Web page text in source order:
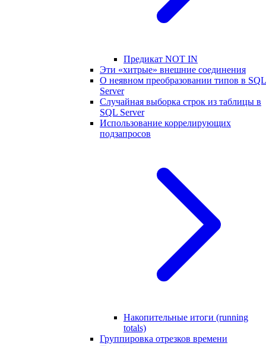
Предикат NOT IN
Эти «хитрые» внешние соединения
О неявном преобразовании типов в SQL
Server
Случайная выборка строк из таблицы в
SQL Server
Использование коррелирующих
подзапросов
Накопительные итоги (running
totals)
Группировка отрезков времени